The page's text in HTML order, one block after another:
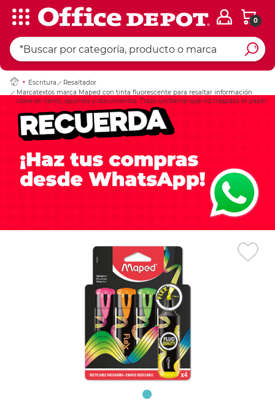
0
Escritura
Resaltador
Marcatextos marca Maped con tinta fluorescente para resaltar información
clave en libros, apuntes y documentos. Trazo uniforme que no traspasa el papel.
Ingresar Codigo